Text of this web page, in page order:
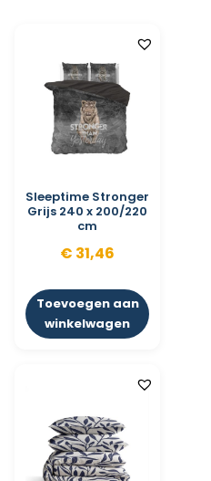
Sleeptime Stronger
Grijs 240 x 200/220
cm
€ 31,46
Toevoegen aan
winkelwagen